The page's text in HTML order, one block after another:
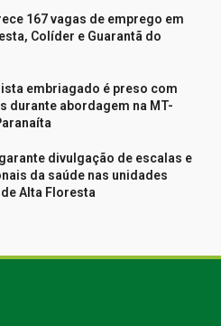
167 vagas de emprego em
Colíder e Guarantã do
embriagado é preso com
durante abordagem na MT-
divulgação de escalas e
da saúde nas unidades
Alta Floresta